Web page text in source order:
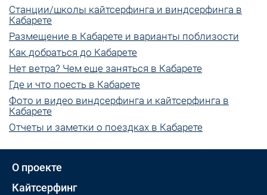
Станции/школы кайтсерфинга и виндсерфинга в
Кабарете
Размещение в Кабарете и варианты поблизости
Как добраться до Кабарете
Нет ветра? Чем еще заняться в Кабарете
Где и что поесть в Кабарете
Фото и видео виндсерфинга и кайтсерфинга в
Кабарете
Отчеты и заметки о поездках в Кабарете
О проекте
Кайтсерфинг